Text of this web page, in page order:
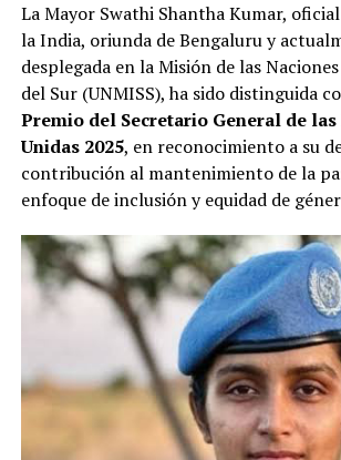
La Mayor Swathi Shantha Kumar,
la India, oriunda de Bengaluru y
desplegada en la Misión de las
del Sur (UNMISS), ha sido distinguida
Premio del Secretario General de
Unidas 2025, en reconocimiento a su
contribución al mantenimiento de la
enfoque de inclusión y equidad de